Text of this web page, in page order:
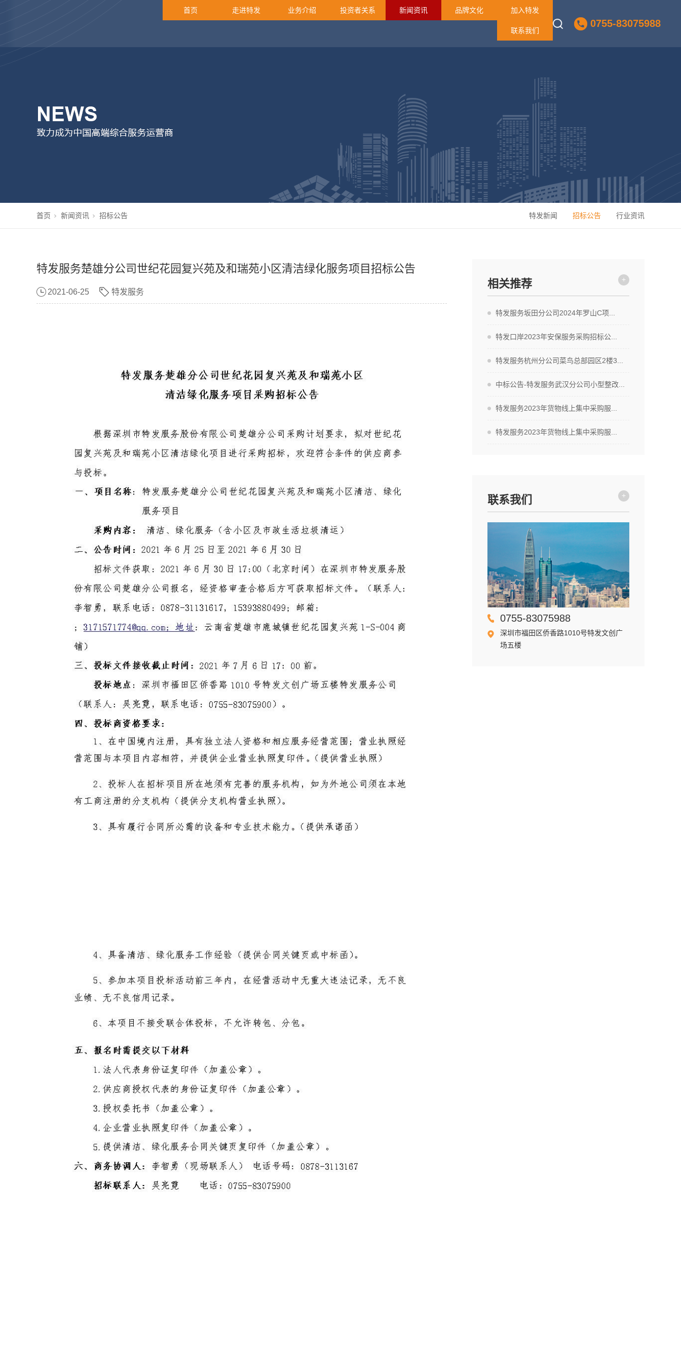
0755-83075988
首页 走进特发 业务介绍 投资者关系 新闻资讯 品牌文化 加入特发
联系我们
首页 新闻资讯 招标公告 特发新闻 招标公告 行业资讯
特发服务楚雄分公司世纪花园复兴苑及和瑞苑小区清洁绿化服务项目招标公告
2021-06-25 特发服务
相关推荐 +
特发服务坂田分公司2024年罗山C项...
特发口岸2023年安保服务采购招标公...
特发服务杭州分公司菜鸟总部园区2楼3...
中标公告-特发服务武汉分公司小型整改...
特发服务2023年货物线上集中采购服...
特发服务2023年货物线上集中采购服...
联系我们 +
0755-83075988
深圳市福田区侨香路1010号特发文创广
场五楼